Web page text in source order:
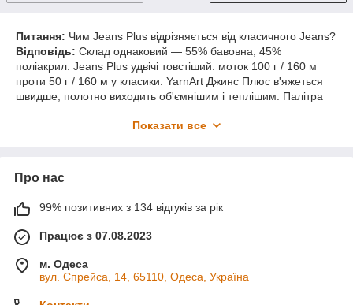
Питання: Чим Jeans Plus відрізняється від класичного Jeans?
Відповідь: Склад однаковий — 55% бавовна, 45%
поліакрил. Jeans Plus удвічі товстіший: моток 100 г / 160 м
проти 50 г / 160 м у класики. YarnArt Джинс Плюс в'яжеться
швидше, полотно виходить об'ємнішим і теплішим. Палітра
по 100 г / 160 м. На дитячий светр до 2–3 років — 2–3 мотки.
— витрата в штуках менша, ніж у тонких ниток, але в грамах
Питання:Чому гумка погано тримає форму?
особливість напівбавовняної пряжі середньої щільності. Щоб
гумка тримала форму, в'яжіть її на 1–2 розміри меншим
Показати все
Про нас
99% позитивних з 134 відгуків за рік
Працює з 07.08.2023
м. Одеса
вул. Спрейса, 14, 65110, Одеса, Україна